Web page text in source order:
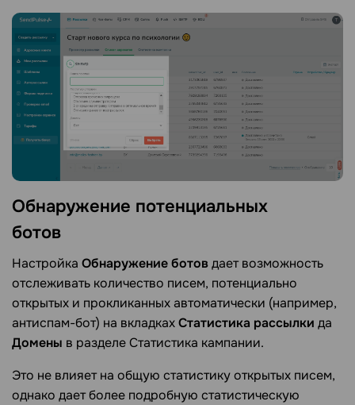
Обнаружение потенциальных
ботов
Настройка Обнаружение ботовдает возможность
отслеживать количество писем, потенциально
открытых и прокликанных автоматически (например,
антиспам-бот) на вкладкахСтатистика рассылки да
Домены в разделе Статистика кампании.
Это не влияет на общую статистику открытых писем,
однако дает более подробную статистическую